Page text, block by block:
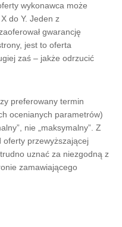
wykonawca może
do Y. Jeden z
gwarancję
jest to oferta
zaś – jakże odrzucić
preferowany termin
ocenianych parametrów)
nie „maksymalny”. Z
oferty przewyższającej
uznać za niezgodną z
zamawiającego